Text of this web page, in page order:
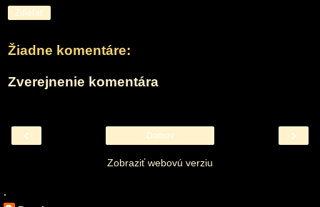
Zdieľať
Žiadne komentáre:
Zverejnenie komentára
‹ ›
Domov
Zobraziť webovú verziu
.